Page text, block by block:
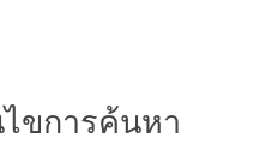
ขการค้นหา